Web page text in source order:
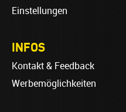
Einstellungen
INFOS
Kontakt & Feedback
Werbemöglichkeiten